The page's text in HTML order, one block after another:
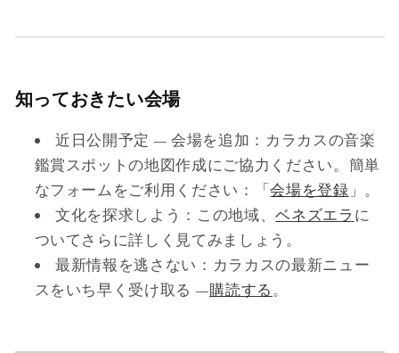
知っておきたい会場
近日公開予定 — 会場を追加：カラカスの音楽
鑑賞スポットの地図作成にご協力ください。簡単
なフォームをご利用ください：「会場を登録 」。
文化を探求しよう：この地域、ベネズエラ に
ついてさらに詳しく見てみましょう。
最新情報を逃さない：カラカスの最新ニュー
スをいち早く受け取る —購読する。